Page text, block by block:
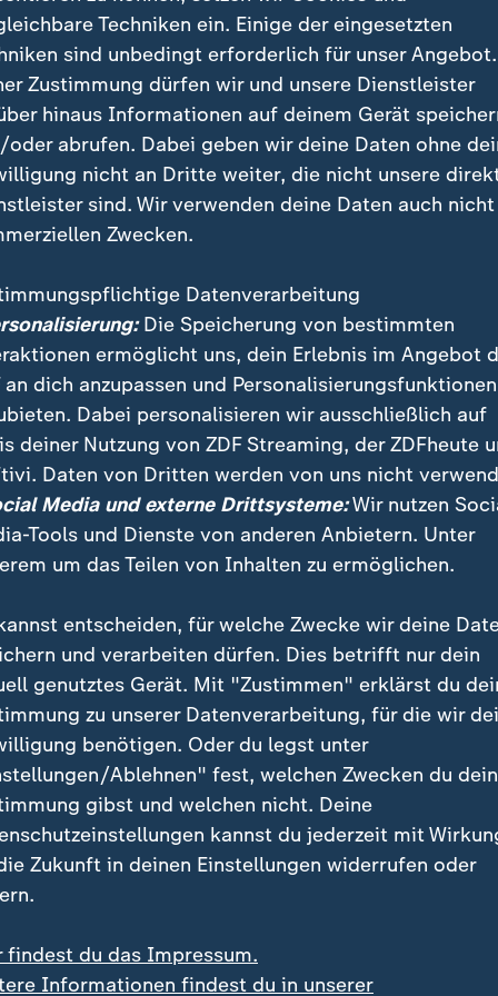
ist weniger drin, als angegeben. So werden
Wo und wie besonders dreist geschummelt wird.
Armin Valet zweifelt an einer Reduzierung der
die Gewinne für sich behalten. Denn ein Schoko-
Prozent aus Schokolade, und auch andere Zutaten
seien zuletzt günstiger geworden. Für die
wenig:
sieben Prozent des
den Kakaobauern.
Hamburg
macht sich ein weiterer Trend bemerkbar:
werden kleiner, der Preis bleibt gleich. Ein
beim Discounter wiegt in diesem Jahr nur noch 110
200 Gramm. Das entspricht einer versteckten
Techniken ein. Einige der eingesetzten
sind unbedingt erforderlich für unser
Zustimmung dürfen wir und unsere Dienstleister
hinaus Informationen auf deinem Gerät
oder abrufen. Dabei geben wir deine Daten ohne
nicht an Dritte weiter, die nicht unsere
sind. Wir verwenden deine Daten auch nicht
Zwecken.
Datenverarbeitung
Die Speicherung von bestimmten
ermöglicht uns, dein Erlebnis im Angebot
an dich anzupassen und Personalisierungsfunktionen
Dabei personalisieren wir ausschließlich auf
deiner Nutzung von ZDF Streaming, der ZDFheute
Daten von Dritten werden von uns nicht
Media und externe Drittsysteme:Wir nutzen
Tools und Dienste von anderen Anbietern. Unter
um das Teilen von Inhalten zu ermöglichen.
entscheiden, für welche Zwecke wir deine
und verarbeiten dürfen. Dies betrifft nur dein
genutztes Gerät. Mit "Zustimmen" erklärst du
zu unserer Datenverarbeitung, für die wir
benötigen. Oder du legst unter
Ablehnen" fest, welchen Zwecken du
gibst und welchen nicht. Deine
kannst du jederzeit mit
Zukunft in deinen Einstellungen widerrufen oder
findest du das Impressum.
Informationen findest du in unserer